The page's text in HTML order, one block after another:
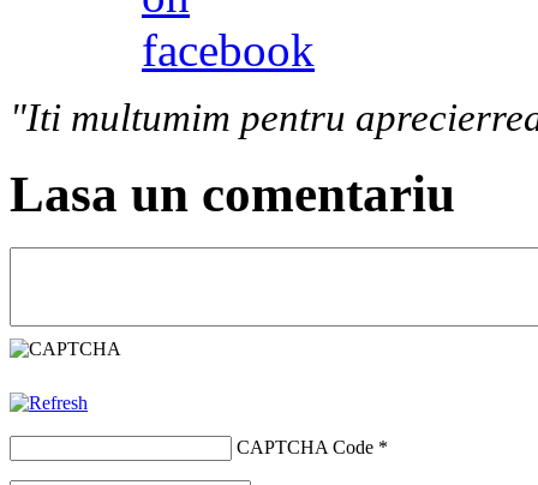
"Iti multumim pentru
Lasa un comentariu
CAPTCHA Code *